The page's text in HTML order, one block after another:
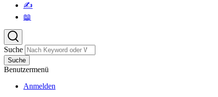
✍️
📖
Suche
Suche
Benutzermenü
Anmelden